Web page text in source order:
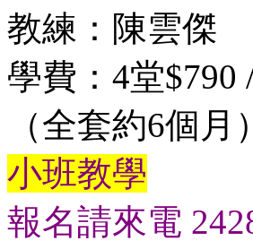
教練：陳雲傑
學費：4堂$790
（全套約6個月）
小班教學
報名請來電